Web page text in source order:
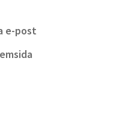
e-post